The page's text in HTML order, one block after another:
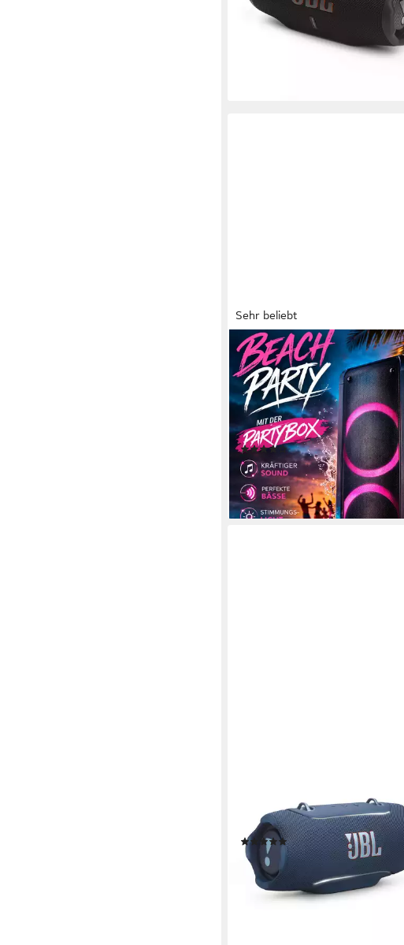
144,00 € UVP199,99 €
13,15 €mtl. in 12 Raten
lieferbar - in 3-4 Werktagen bei dir
Sehr beliebt
REFLEXION
PS09BT mit rotierenden
Lichteffekten Party-Lautsprecher
Bluetooth Netzwerkstandard
500 W Gesamtleistung
8 Std. Max. Akkulaufzeit
(231)
ab 99,95 € UVP199,95 €
-50%
lieferbar - in 2-3 Werktagen bei dir
Netzwerkstandard
Gesamtleistung
3,95 kg Gewicht
(6)
349,94 €
17,38 €
mtl. in 24 Raten
lieferbar - in 3-4 Werktagen bei dir